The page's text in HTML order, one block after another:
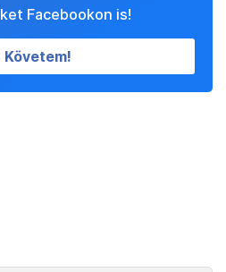
Facebookon is!
Követem!